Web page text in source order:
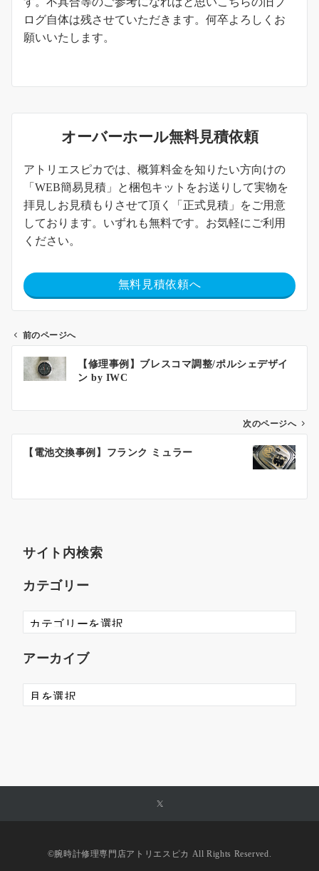
ログ自体は残させていただきます。何卒よろしくお
願いいたします。
オーバーホール無料見積依頼
アトリエスピカでは、概算料金を知りたい方向けの
「WEB簡易見積」と梱包キットをお送りして実物を
拝見しお見積もりさせて頂く「正式見積」をご用意
しております。いずれも無料です。お気軽にご利用
ください。
無料見積依頼へ
前のページへ
【修理事例】ブレスコマ調整/ポルシェデザイ
ン by IWC
次のページへ
【電池交換事例】フランク ミュラー
サイト内検索
カテゴリー
アーカイブ
©︎腕時計修理専門店アトリエスピカ All Rights Reserved.